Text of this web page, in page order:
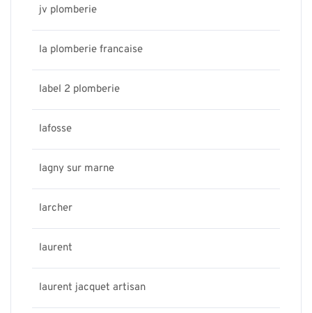
jv plomberie
la plomberie francaise
label 2 plomberie
lafosse
lagny sur marne
larcher
laurent
laurent jacquet artisan